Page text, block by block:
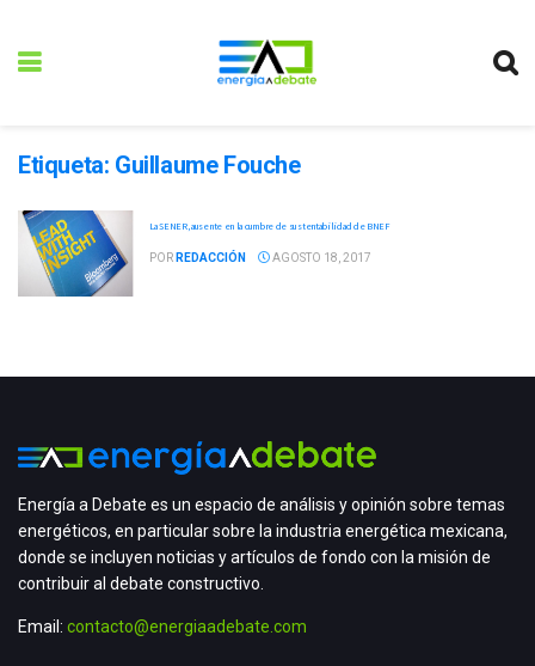
Etiqueta: Guillaume Fouche
La SENER, ausente en la cumbre de sustentabilidad de BNEF
POR REDACCIÓN AGOSTO 18, 2017
Energía a Debate es un espacio de análisis y opinión sobre temas
energéticos, en particular sobre la industria energética mexicana,
donde se incluyen noticias y artículos de fondo con la misión de
contribuir al debate constructivo.
Email: contacto@energiaadebate.com